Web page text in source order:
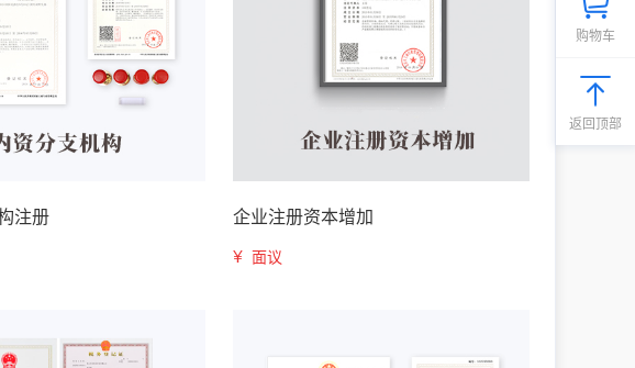
注册
企业注册资本增加
¥ 面议
购物车
返回顶部